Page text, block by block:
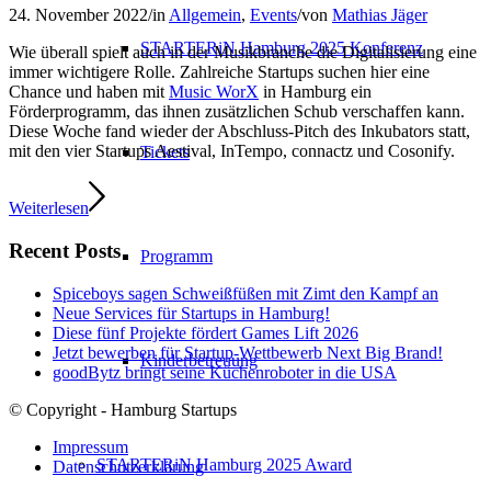
STARTERiN Hamburg 2025 Konferenz
Tickets
Programm
Kinderbetreuung
STARTERiN Hamburg 2025 Award
24. November 2022/inAllgemein, Events/von Mathias Jäger
Wie überall spielt auch in der Musikbranche die Digitalisierung eine
immer wichtigere Rolle. Zahlreiche Startups suchen hier eine
Chance und haben mitMusic WorX in Hamburg ein
Förderprogramm, das ihnen zusätzlichen Schub verschaffen kann.
Diese Woche fand wieder der Abschluss-Pitch des Inkubators statt,
mit den vier Startups Aestival, InTempo, connactz und Cosonify.
Weiterlesen
Recent Posts
Spiceboys sagen Schweißfüßen mit Zimt den Kampf an
Neue Services für Startups in Hamburg!
Diese fünf Projekte fördert Games Lift 2026
Jetzt bewerben für Startup-Wettbewerb Next Big Brand!
goodBytz bringt seine Küchenroboter in die USA
© Copyright - Hamburg Startups
Impressum
Datenschutzerklärung